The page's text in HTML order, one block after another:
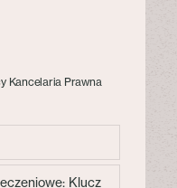
Kancelaria Prawna
Klucz